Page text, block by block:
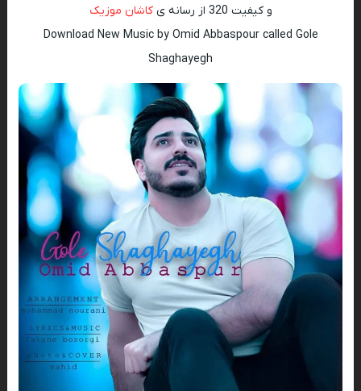
و کیفیت 320 از رسانه ی
کاشان موزیک
Download New Music by Omid Abbaspour called Gole
Shaghayegh